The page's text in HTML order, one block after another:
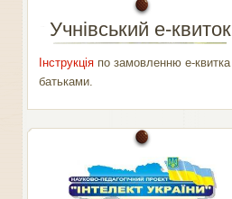
Учнівський е-квиток
Інструкціяпо замовленню е-квитка
батьками.